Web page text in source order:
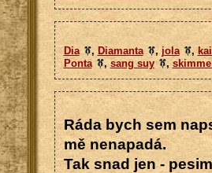
Dia ,Diamanta , jola ,
Ponta
, sang suy ,
Ráda bych sem
mě nenapadá.
Tak snad jen -